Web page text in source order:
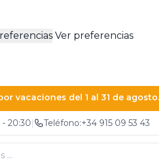
Ver preferencias
vacaciones del 1 al 31 de
- 20:30 Teléfono:+34 915 09 53 43